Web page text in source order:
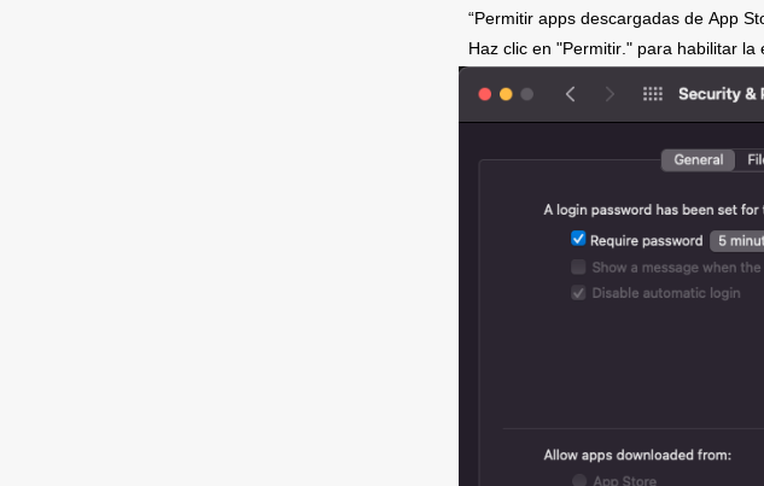
“Permitir apps descargadas de App
Haz clic en "Permitir." para habilitar la